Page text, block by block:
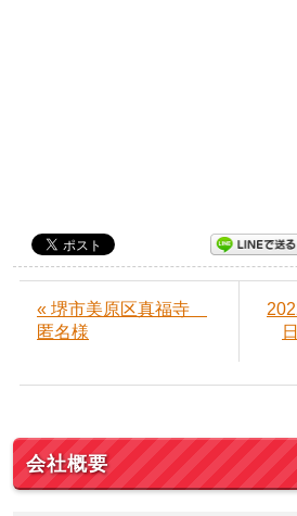
« 堺市美原区真福寺
匿名様
会社概要